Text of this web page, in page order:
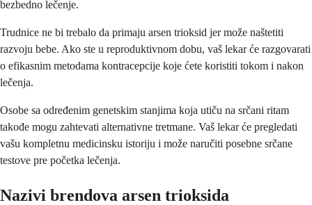
bezbedno lečenje.
Trudnice ne bi trebalo da primaju arsen trioksid jer može naštetiti
razvoju bebe. Ako ste u reproduktivnom dobu, vaš lekar će razgovarati
o efikasnim metodama kontracepcije koje ćete koristiti tokom i nakon
lečenja.
Osobe sa određenim genetskim stanjima koja utiču na srčani ritam
takođe mogu zahtevati alternativne tretmane. Vaš lekar će pregledati
vašu kompletnu medicinsku istoriju i može naručiti posebne srčane
testove pre početka lečenja.
Nazivi brendova arsen trioksida